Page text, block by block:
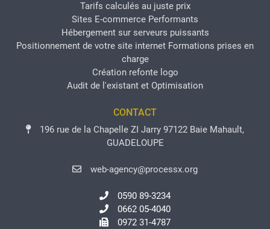
Tarifs calculés au juste prix
Sites E-commerce Performants
Hébergement sur serveurs puissants
Positionnement de votre site internet Formations prises en
charge
Création refonte logo
Audit de l'existant et Optimisation
CONTACT
196 rue de la Chapelle ZI Jarry 97122 Baie Mahault,
GUADELOUPE
web-agency@processx.org
0590 89-3234
0662 05-4040
0972 31-4787